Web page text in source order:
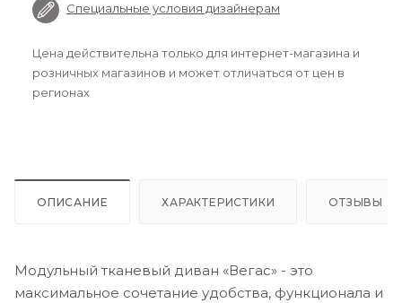
Специальные условия дизайнерам
Цена действительна только для интернет-магазина и
розничных магазинов и может отличаться от цен в
регионах
ОПИСАНИЕ ХАРАКТЕРИСТИКИ ОТЗЫВЫ
Модульный тканевый диван «Вегас» - это
максимальное сочетание удобства, функционала и